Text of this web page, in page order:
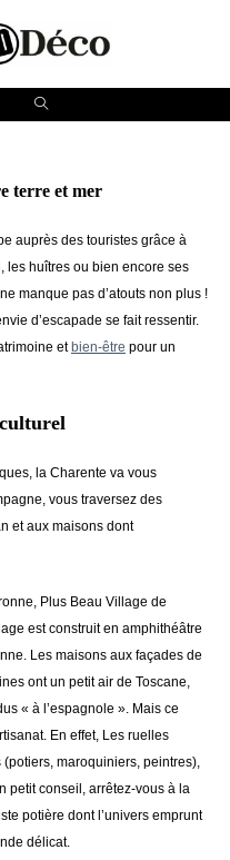
terre et mer
auprès des touristes grâce à
les huîtres ou bien encore ses
manque pas d’atouts non plus !
d’escapade se fait ressentir.
et bien-être pour un
la Charente va vous
vous traversez des
et aux maisons dont
Plus Beau Village de
est construit en amphithéâtre
Les maisons aux façades de
ont un petit air de Toscane,
« à l’espagnole ». Mais ce
En effet, Les ruelles
(potiers, maroquiniers, peintres),
petit conseil, arrêtez-vous à la
potière dont l’univers emprunt
délicat.